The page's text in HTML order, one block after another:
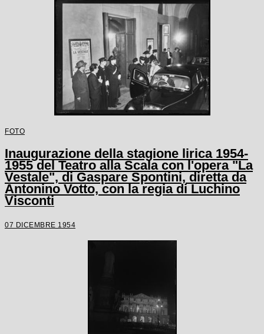
FOTO
Inaugurazione della stagione lirica 1954-
1955 del Teatro alla Scala con l'opera "La
Vestale", di Gaspare Spontini, diretta da
Antonino Votto, con la regia di Luchino
Visconti
07 DICEMBRE 1954